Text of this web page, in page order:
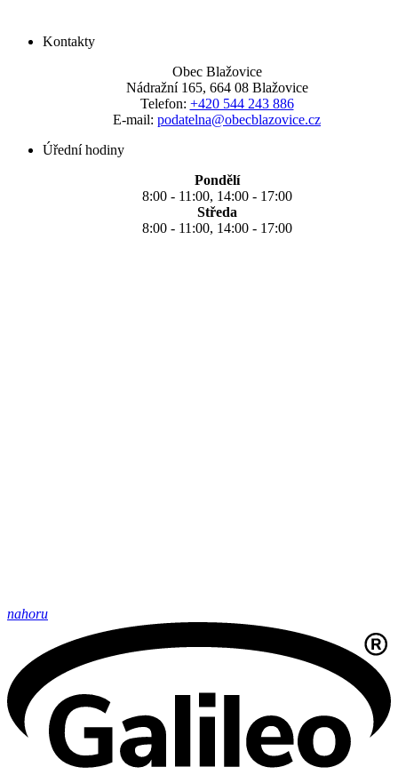
Kontakty
Obec Blažovice
Nádražní 165, 664 08 Blažovice
Telefon: +420 544 243 886
E-mail: podatelna@obecblazovice.cz
Úřední hodiny
Pondělí
8:00 - 11:00, 14:00 - 17:00
Středa
8:00 - 11:00, 14:00 - 17:00
nahoru